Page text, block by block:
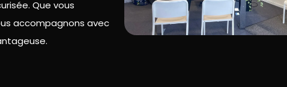
Que vous
accompagnons avec